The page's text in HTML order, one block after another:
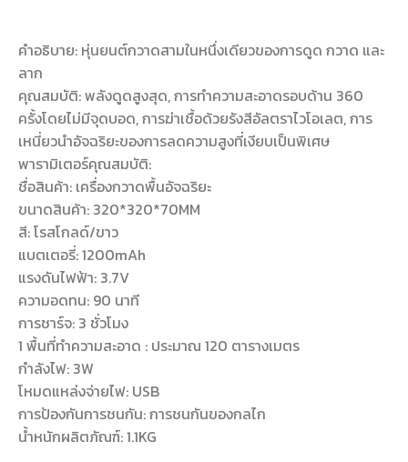
คำอธิบาย: หุ่นยนต์กวาดสามในหนึ่งเดียวของการดูด กวาด และ
ลาก
คุณสมบัติ: พลังดูดสูงสุด, การทำความสะอาดรอบด้าน 360
ครั้งโดยไม่มีจุดบอด, การฆ่าเชื้อด้วยรังสีอัลตราไวโอเลต, การ
เหนี่ยวนำอัจฉริยะของการลดความสูงที่เงียบเป็นพิเศษ
พารามิเตอร์คุณสมบัติ:
ชื่อสินค้า: เครื่องกวาดพื้นอัจฉริยะ
ขนาดสินค้า: 320*320*70MM
สี: โรสโกลด์/ขาว
แบตเตอรี่: 1200mAh
แรงดันไฟฟ้า: 3.7V
ความอดทน: 90 นาที
การชาร์จ: 3 ชั่วโมง
1 พื้นที่ทำความสะอาด : ประมาณ 120 ตารางเมตร
กำลังไฟ: 3W
โหมดแหล่งจ่ายไฟ: USB
การป้องกันการชนกัน: การชนกันของกลไก
น้ำหนักผลิตภัณฑ์: 1.1KG